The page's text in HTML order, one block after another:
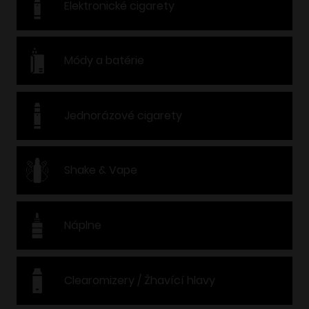
Elektronické cigarety
Módy a batérie
Jednorázové cigarety
Shake & Vape
Náplne
Clearomizery / Žhavící hlavy